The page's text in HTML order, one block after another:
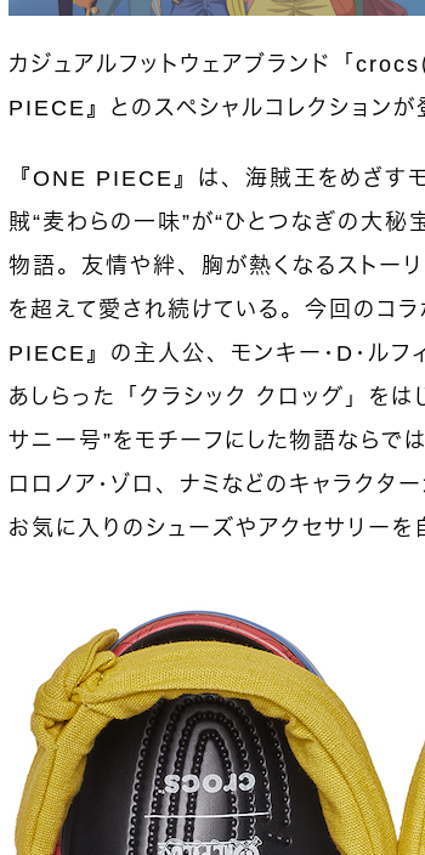
カジュアルフットウェアブランド「crocs
PIECE』とのスペシャルコレクションが
『ONE PIECE』は、海賊王をめざす
賊“麦わらの一味”が“ひとつなぎの大秘
物語。友情や絆、胸が熱くなるストー
を超えて愛され続けている。今回のコ
PIECE』の主人公、モンキー・D・ルフ
あしらった「クラシック クロッグ」をは
サニー号”をモチーフにした物語ならで
ロロノア・ゾロ、ナミなどのキャラクタ
お気に入りのシューズやアクセサリーを